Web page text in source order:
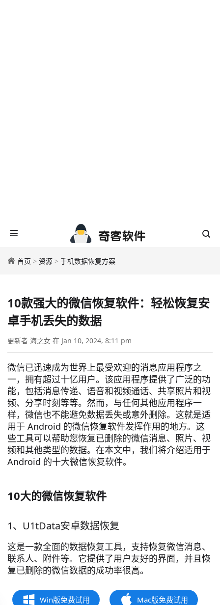
首页 > 资源 > 手机数据恢复方案
10款强大的微信恢复软件：轻松恢复安
卓手机丢失的数据
更新者 海之女 在 Jan 10, 2024, 8:11 pm
微信已迅速成为世界上最受欢迎的消息应用程序之
一，拥有超过十亿用户。该应用程序提供了广泛的功
能，包括消息传递、语音和视频通话、共享照片和视
频、分享时刻等等。然而，与任何其他应用程序一
样，微信也不能避免数据丢失或意外删除。这就是适
用于 Android 的微信恢复软件发挥作用的地方。这
些工具可以帮助您恢复已删除的微信消息、照片、视
频和其他类型的数据。在本文中，我们将介绍适用于
Android 的十大微信恢复软件。
10大的微信恢复软件
1、U1tData安卓数据恢复
这是一款全面的数据恢复工具，支持恢复微信消息、
联系人、附件等。它提供了用户友好的界面，并且恢
复已删除的微信数据的成功率很高。
Win版免费试用 Mac版免费试用